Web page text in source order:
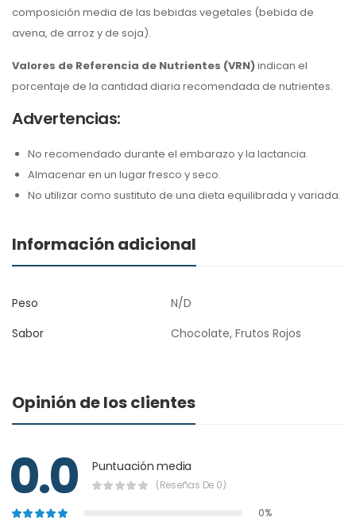
composición media de las bebidas vegetales (bebida de
avena, de arroz y de soja).
Valores de Referencia de Nutrientes (VRN)indican el
porcentaje de la cantidad diaria recomendada de nutrientes.
Advertencias:
No recomendado durante el embarazo y la lactancia.
Almacenar en un lugar fresco y seco.
No utilizar como sustituto de una dieta equilibrada y variada.
Información adicional
Peso
N/D
Sabor
Chocolate, Frutos Rojos
Opinión de los clientes
0.0 Puntuación media
(Reseñas De 0)
0%